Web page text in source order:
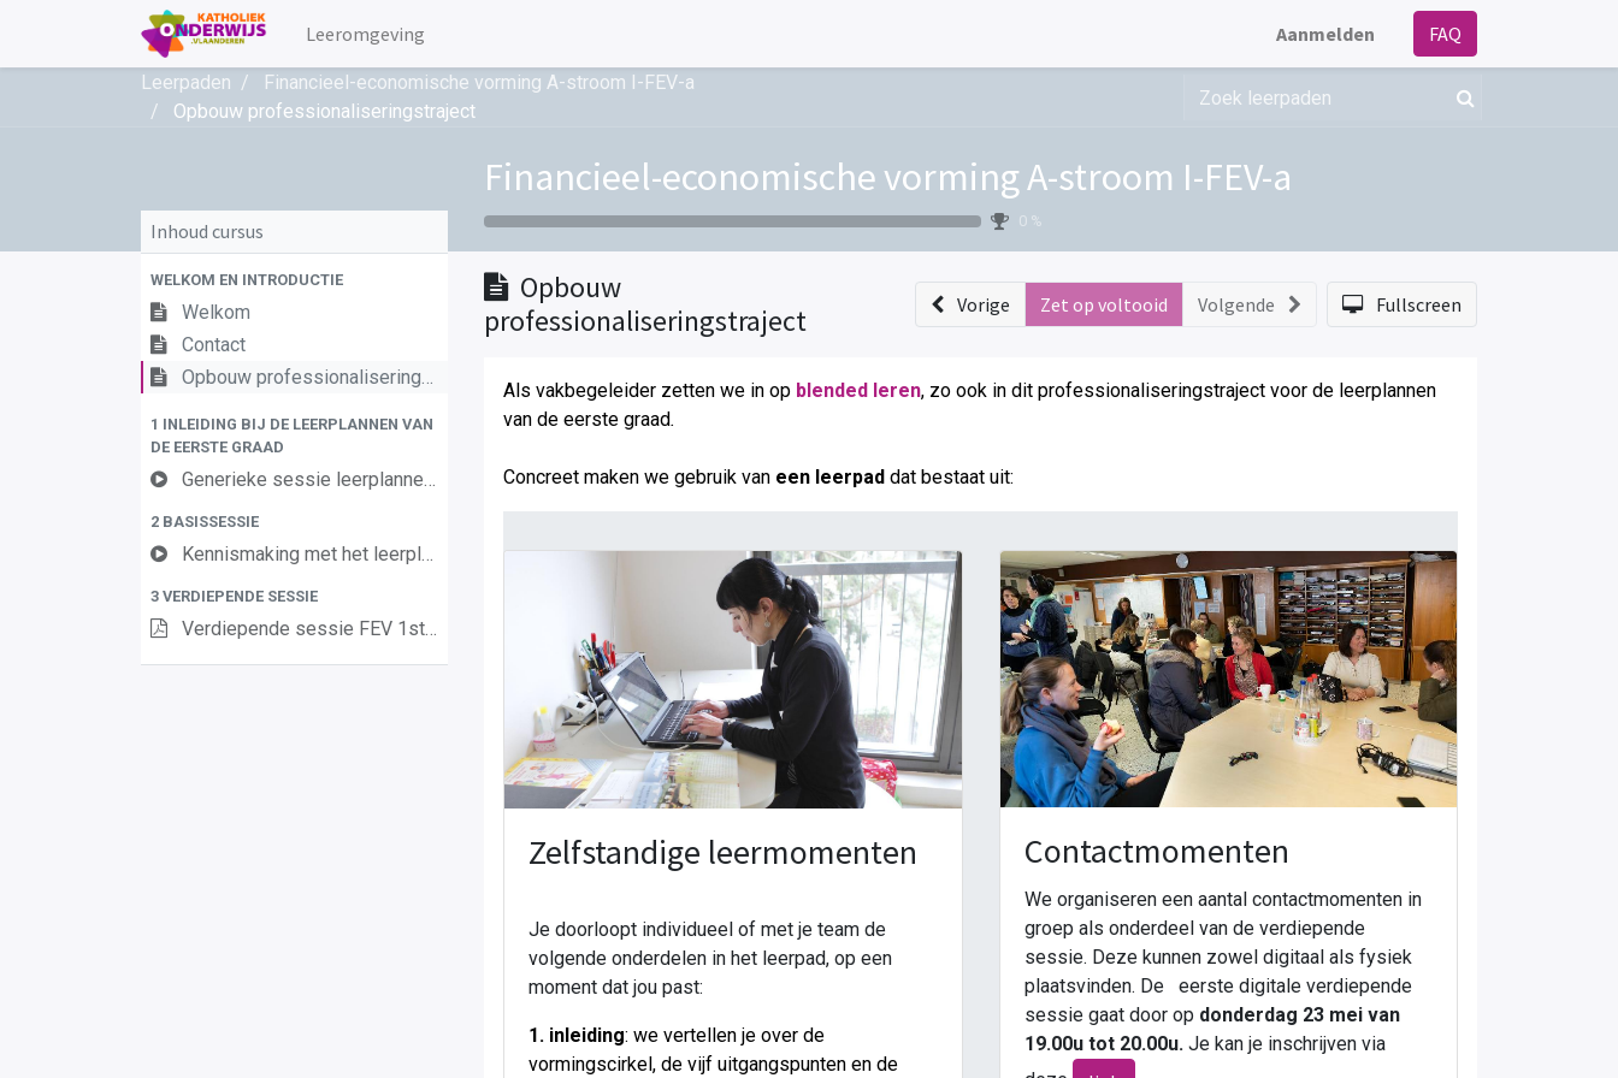
Leeromgeving Aanmelden FAQ
Leerpaden
Financieel-economische vorming A-stroom I-FEV-a
Opbouw professionaliseringstraject
Financieel-economische vorming A-stroom I-FEV-a
0 %
Inhoud cursus
WELKOM EN INTRODUCTIE
Welkom
Contact
Opbouw professionaliseringstraject
1 INLEIDING BIJ DE LEERPLANNEN VAN
DE EERSTE GRAAD
Generieke sessie leerplannen 1ste graad
2 BASISSESSIE
Kennismaking met het leerplan Financieel Economische Vorming
3 VERDIEPENDE SESSIE
Verdiepende sessie FEV 1ste graad A-stroom 23 mei 2024
Opbouw
professionaliseringstraject
Vorige Zet op voltooid Volgende Fullscreen
Als vakbegeleider zetten we in op blended leren, zo ook in dit professionaliseringstraject voor de leerplannen
van de eerste graad.
Concreet maken we gebruik van een leerpad dat bestaat uit:
Zelfstandige leermomenten
Je doorloopt individueel of met je team de
volgende onderdelen in het leerpad, op een
moment dat jou past:
1. inleiding: we vertellen je over de
vormingscirkel, de vijf uitgangspunten en de
Contactmomenten
We organiseren een aantal contactmomenten in
groep als onderdeel van de verdiepende
sessie. Deze kunnen zowel digitaal als fysiek
plaatsvinden. De eerste digitale verdiepende
sessie gaat door op donderdag 23 mei van
19.00u tot 20.00u.Je kan je inschrijven via